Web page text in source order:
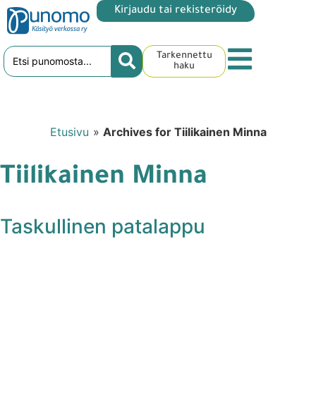
Kirjaudu tai rekisteröidy
Tarkennettu
haku
Etusivu » Archives for Tiilikainen Minna
Tiilikainen Minna
Taskullinen patalappu